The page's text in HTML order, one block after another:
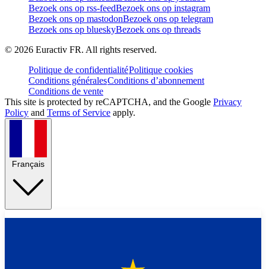
Bezoek ons op rss-feedBezoek ons op instagram
Bezoek ons op mastodonBezoek ons op telegram
Bezoek ons op blueskyBezoek ons op threads
© 2026 Euractiv FR. All rights reserved.
Politique de confidentialitéPolitique cookies
Conditions généralesConditions d’abonnement
Conditions de vente
This site is protected by reCAPTCHA, and the Google Privacy
Policy and Terms of Service apply.
Français